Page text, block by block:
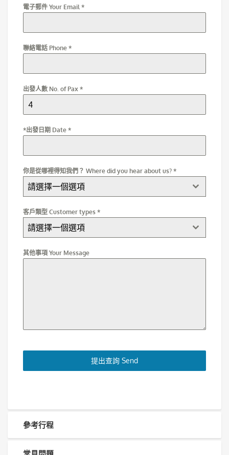
電子郵件 Your Email *
聯絡電話 Phone *
出發人數 No. of Pax *
*出發日期 Date *
你是從哪裡得知我們？ Where did you hear about us? *
請選擇一個選項
客戶類型 Customer types *
請選擇一個選項
其他事項 Your Message
提出查詢 Send
參考行程